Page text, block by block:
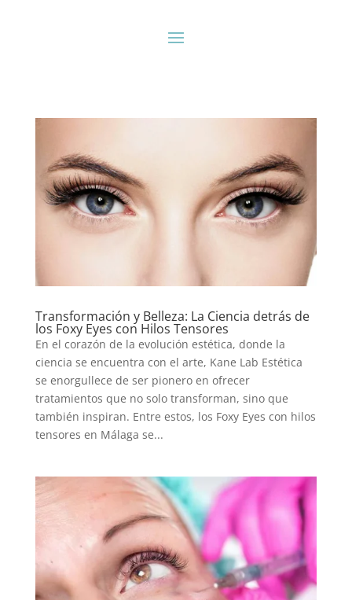
Transformación y Belleza: La Ciencia detrás de
los Foxy Eyes con Hilos Tensores
En el corazón de la evolución estética, donde la
ciencia se encuentra con el arte, Kane Lab Estética
se enorgullece de ser pionero en ofrecer
tratamientos que no solo transforman, sino que
también inspiran. Entre estos, los Foxy Eyes con hilos
tensores en Málaga se...